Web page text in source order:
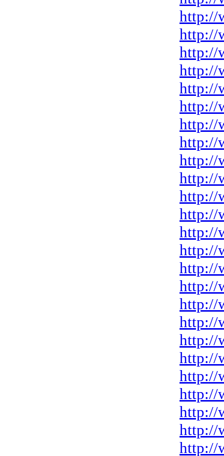
http://
http://
http://
http://
http://
http://
http://
http://
http://
http://
http://
http://
http://
http://
http://
http://
http://
http://
http://
http://
http://
http://
http://
http://
http://